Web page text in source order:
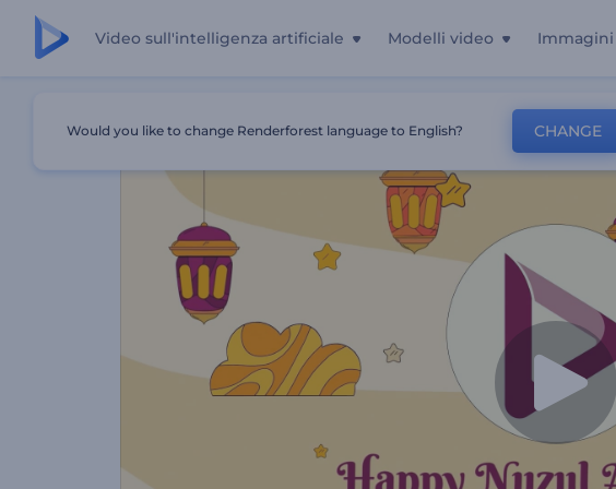
Video sull'intelligenza artificiale Modelli video Immagini
Would you like to change Renderforest language to English? CHANGE